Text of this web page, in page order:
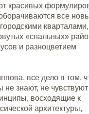
красивых
все
кварталами,
«спальных»
и разноцветием
все дело в том,
знают, не
восходящие к
архитектуры,